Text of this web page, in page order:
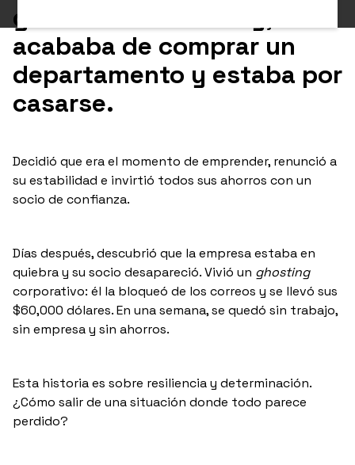
gerenta en McKinsey,
acababa de comprar un
departamento y estaba por
casarse.
Decidió que era el momento de emprender, renunció a
su estabilidad e invirtió todos sus ahorros con un
socio de confianza.
Días después, descubrió que la empresa estaba en
quiebra y su socio desapareció. Vivió un ghosting
corporativo: él la bloqueó de los correos y se llevó sus
$60,000 dólares. En una semana, se quedó sin trabajo,
sin empresa y sin ahorros.
Esta historia es sobre resiliencia y determinación.
¿Cómo salir de una situación donde todo parece
perdido?